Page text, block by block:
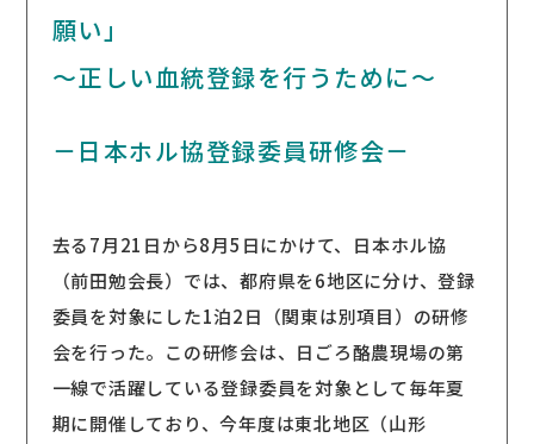
願い」
～正しい血統登録を行うために～
－日本ホル協登録委員研修会－
去る7月21日から8月5日にかけて、日本ホル協
（前田勉会長）では、都府県を6地区に分け、登録
委員を対象にした1泊2日（関東は別項目）の研修
会を行った。この研修会は、日ごろ酪農現場の第
一線で活躍している登録委員を対象として毎年夏
期に開催しており、今年度は東北地区（山形